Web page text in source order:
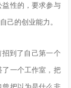
益性的，要求参与
己的创业能力。
招到了自己第一个
了一个工作室，把